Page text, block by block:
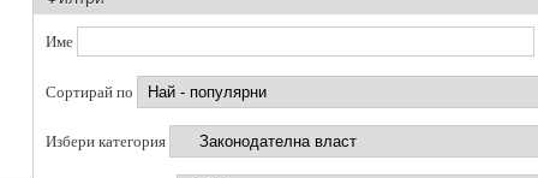
Име
Сортирай по
Избери категория